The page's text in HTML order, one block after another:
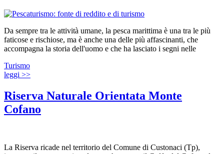
Da sempre tra le attività umane, la pesca marittima è una tra le più
faticose e rischiose, ma è anche una delle più affascinanti, che
accompagna la storia dell'uomo e che ha lasciato i segni nelle
Turismo
leggi >>
Riserva Naturale Orientata Monte
Cofano
La Riserva ricade nel territorio del Comune di Custonaci (Tp),